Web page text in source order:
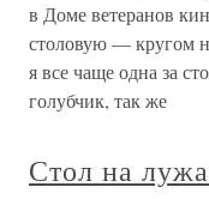
в Доме ветеранов
столовую — кругом
я все чаще одна за
голубчик, так же
Стол на